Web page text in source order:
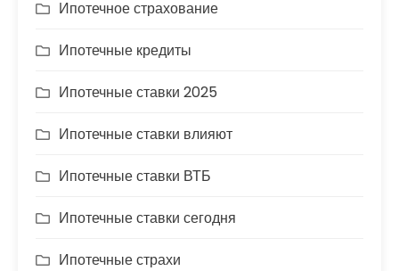
Ипотечное страхование
Ипотечные кредиты
Ипотечные ставки 2025
Ипотечные ставки влияют
Ипотечные ставки ВТБ
Ипотечные ставки сегодня
Ипотечные страхи